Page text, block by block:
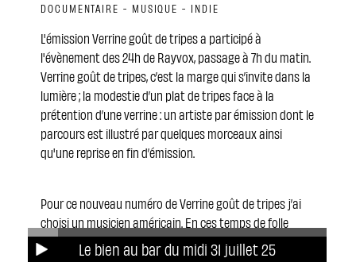
Le bien au bar du midi 31 juillet 25
DOCUMENTAIRE - MUSIQUE - INDIE
L'émission Verrine goût de tripes a participé à
l'évènement des 24h de Rayvox, passage à 7h du matin.
Verrine goût de tripes, c’est la marge qui s’invite dans la
lumière ; la modestie d’un plat de tripes face à la
prétention d’une verrine : un artiste par émission dont le
parcours est illustré par quelques morceaux ainsi
qu'une reprise en fin d’émission.
Pour ce nouveau numéro de Verrine goût de tripes j’ai
choisi un musicien américain. En ces temps de folle
gaîté post électorale, voici un musicien qui nous parle,